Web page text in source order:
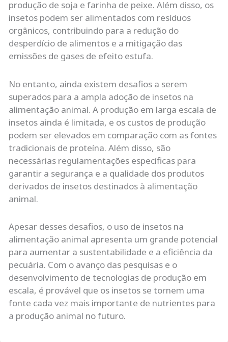
produção de soja e farinha de peixe. Além disso, os
insetos podem ser alimentados com resíduos
orgânicos, contribuindo para a redução do
desperdício de alimentos e a mitigação das
emissões de gases de efeito estufa.
No entanto, ainda existem desafios a serem
superados para a ampla adoção de insetos na
alimentação animal. A produção em larga escala de
insetos ainda é limitada, e os custos de produção
podem ser elevados em comparação com as fontes
tradicionais de proteína. Além disso, são
necessárias regulamentações específicas para
garantir a segurança e a qualidade dos produtos
derivados de insetos destinados à alimentação
animal.
Apesar desses desafios, o uso de insetos na
alimentação animal apresenta um grande potencial
para aumentar a sustentabilidade e a eficiência da
pecuária. Com o avanço das pesquisas e o
desenvolvimento de tecnologias de produção em
escala, é provável que os insetos se tornem uma
fonte cada vez mais importante de nutrientes para
a produção animal no futuro.